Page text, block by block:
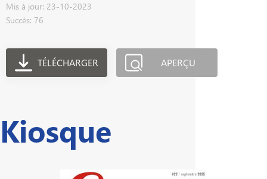
Mis à jour: 23-10-2023
Succès: 76
TÉLÉCHARGER APERÇU
Kiosque